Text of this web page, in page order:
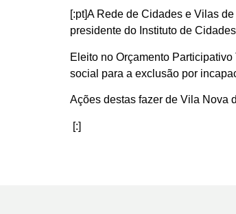
[:pt]A Rede de Cidades e Vilas
presidente do Instituto de
Eleito no Orçamento
social para a exclusão por
Ações destas fazer de Vila Nova
[:]